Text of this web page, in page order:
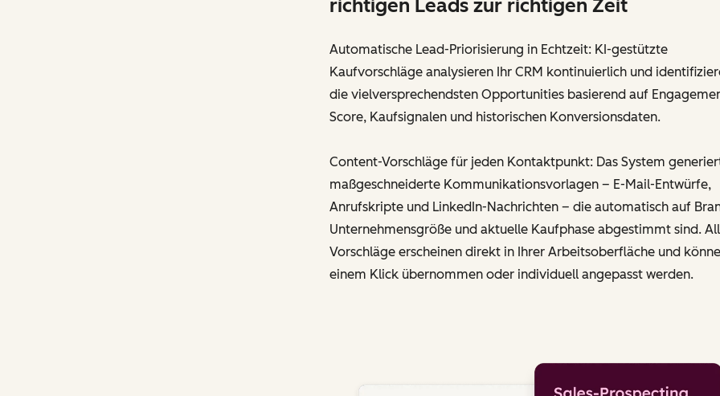
richtigen Leads zur richtigen Zeit
Automatische Lead-Priorisierung in Echtzeit: KI-gestützte
Kaufvorschläge analysieren Ihr CRM kontinuierlich und
die vielversprechendsten Opportunities basierend auf
Score, Kaufsignalen und historischen Konversionsdaten.
Content-Vorschläge für jeden Kontaktpunkt: Das System
maßgeschneiderte Kommunikationsvorlagen – E-Mail-Entwürfe,
Anrufskripte und LinkedIn-Nachrichten – die automatisch auf
Unternehmensgröße und aktuelle Kaufphase abgestimmt sind.
Vorschläge erscheinen direkt in Ihrer Arbeitsoberfläche und
einem Klick übernommen oder individuell angepasst werden.